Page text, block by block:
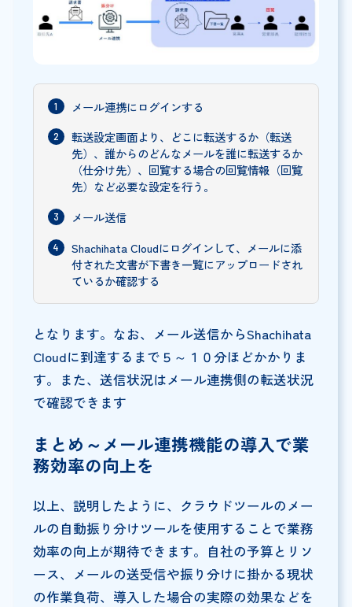
メール連携にログインする
転送設定画面より、どこに転送するか（転送
先）、誰からのどんなメールを誰に転送するか
（仕分け先）、回覧する場合の回覧情報（回覧
先）など必要な設定を行う。
メール送信
Shachihata Cloudにログインして、メールに添
付された文書が下書き一覧にアップロードされ
ているか確認する
となります。なお、メール送信からShachihata
Cloudに到達するまで５～１０分ほどかかりま
す。また、送信状況はメール連携側の転送状況
で確認できます
まとめ～メール連携機能の導入で業
務効率の向上を
以上、説明したように、クラウドツールのメー
ルの自動振り分けツールを使用することで業務
効率の向上が期待できます。自社の予算とリソ
ース、メールの送受信や振り分けに掛かる現状
の作業負荷、導入した場合の実際の効果などを